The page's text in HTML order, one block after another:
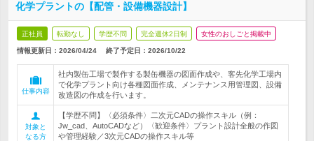
化学プラントの【配管・設備機器設計】
正社員 転勤なし 学歴不問 完全週休2日制 女性のおしごと掲載中
情報更新日：2026/04/24 終了予定日： 2026/10/22
仕事内容
社内製缶工場で製作する製缶機器の図面作成や、客先化学工場内
で化学プラント向け各種図面作成、メンテナンス用管理図、設備
改造図の作成を行います。
対象と
なる方
【学歴不問】〈必須条件〉二次元CADの操作スキル（例：
Jw_cad、AutoCADなど）〈歓迎条件〉プラント設計全般の作図
や管理経験／3次元CADの操作スキル等